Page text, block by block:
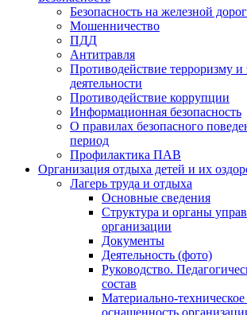
Безопасность на железной
Мошенничество
ПДД
Антитравля
Противодействие терроризму и
деятельности
Противодействие коррупции
Информационная безопасность
О правилах безопасного
период
Профилактика ПАВ
Организация отдыха детей и их
Лагерь труда и отдыха
Основные сведения
Структура и органы
организации
Документы
Деятельность (фото)
Руководство.
состав
Материально-